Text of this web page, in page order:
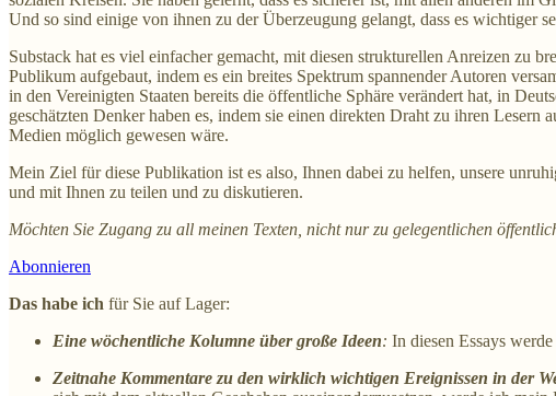
Und so sind einige von ihnen zu der Überzeugung gelangt, dass es wichtiger
Substack hat es viel einfacher gemacht, mit diesen strukturellen Anreizen zu
Publikum aufgebaut, indem es ein breites Spektrum spannender Autoren
in den Vereinigten Staaten bereits die öffentliche Sphäre verändert hat, in
geschätzten Denker haben es, indem sie einen direkten Draht zu ihren
Medien möglich gewesen wäre.
Mein Ziel für diese Publikation ist es also, Ihnen dabei zu helfen, unsere
und mit Ihnen zu teilen und zu diskutieren.
Möchten Sie Zugang zu all meinen Texten, nicht nur zu gelegentlichen
Abonnieren
Das habe ich für Sie auf Lager:
Eine wöchentliche Kolumne über große Ideen: In diesen Essays
Zeitnahe Kommentare zu den wirklich wichtigen Ereignissen in der